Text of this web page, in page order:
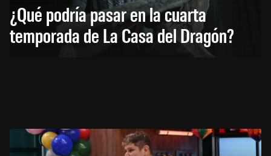
¿Qué podría pasar en la cuarta
temporada de La Casa del Dragón?